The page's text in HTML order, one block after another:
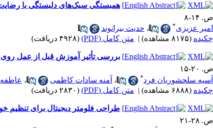
همبستگی سبک‌های دلبستگی با
ص. ۱۴-۸
امیر عزیزی* ، حدیث بیرانوند
چکیده (۸۱۷۵ مشاهده) | متن کامل (PDF) (۴۹۲۸ دریافت)
بررسی تأثیر آموزش قبل از عمل روی
ص. ۲۰-۱۵
آسیه سلحشوریان فرد* ، آمنه سادات کاظمی ،
چکیده (۶۸۸۸ مشاهده) | متن کامل (PDF) (۲۸۳۰ دریافت)
طراحی فلومتر دیجیتال برای تنظیم
ص. ۲۸-۲۱